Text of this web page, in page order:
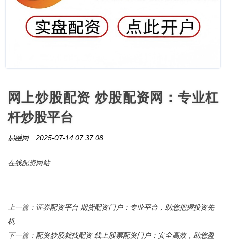
网上炒股配资 炒股配资网：专业杠
杆炒股平台
易融网 2025-07-14 07:37:08
在线配资网站
上一篇： 证券配资平台 期货配资门户：专业平台，助您把握投资先
机
下一篇： 配资炒股就找配资 线上股票配资门户：安全高效，助您盈